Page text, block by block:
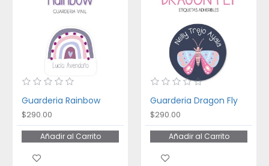
Guarderia Rainbow
$290.00
Añadir al Carrito
Guarderia Dragon Fly
$290.00
Añadir al Carrito